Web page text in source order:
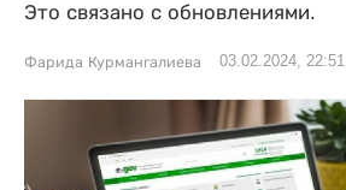
Это связано с обновлениями.
Фарида Курмангалиева 03.02.2024, 22:51